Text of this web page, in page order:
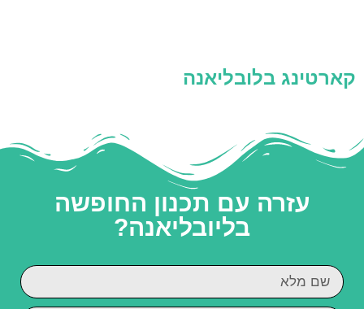
קארטינג בלובליאנה
עזרה עם תכנון החופשה
בליובליאנה?